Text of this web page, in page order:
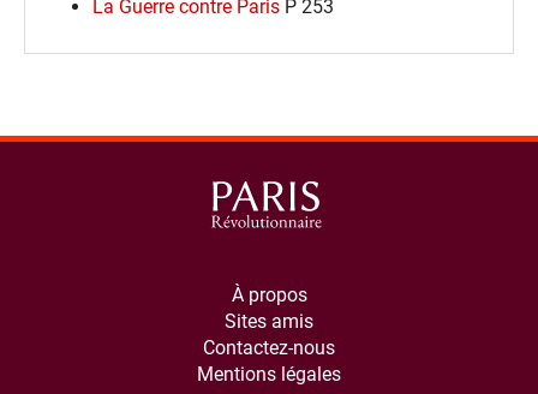
La Guerre contre Paris P 253
À propos
Sites amis
Contactez-nous
Mentions légales